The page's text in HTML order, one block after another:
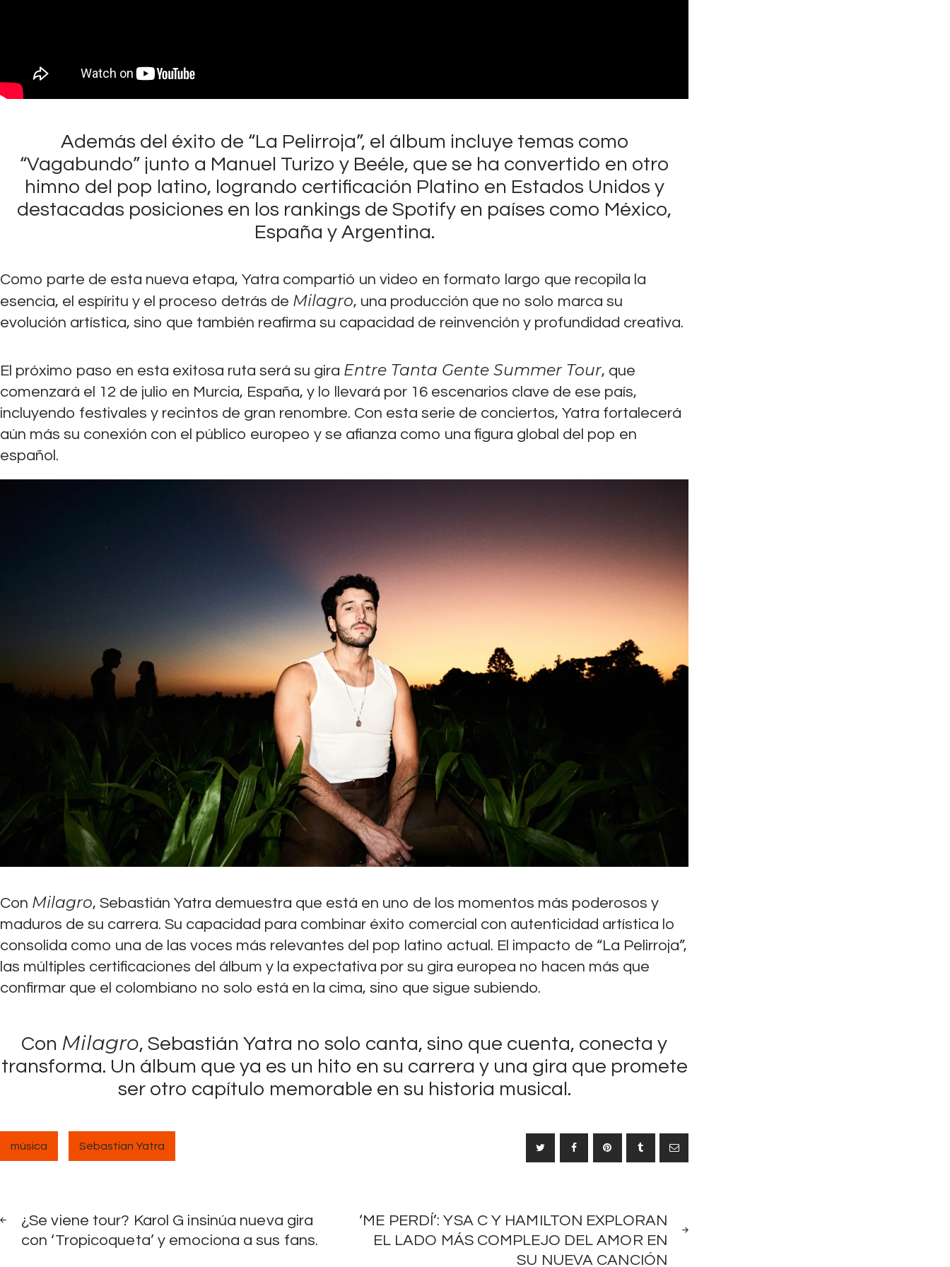
Además del éxito de “La Pelirroja”, el álbum incluye temas como
“Vagabundo” junto a Manuel Turizo y Beéle, que se ha convertido en otro
himno del pop latino, logrando certificación Platino en Estados Unidos y
destacadas posiciones en los rankings de Spotify en países como México,
España y Argentina.
Como parte de esta nueva etapa, Yatra compartió un video en formato largo que recopila la
esencia, el espíritu y el proceso detrás de Milagro, una producción que no solo marca su
evolución artística, sino que también reafirma su capacidad de reinvención y profundidad creativa.
El próximo paso en esta exitosa ruta será su gira Entre Tanta Gente Summer Tour, que
comenzará el 12 de julio en Murcia, España, y lo llevará por 16 escenarios clave de ese país,
incluyendo festivales y recintos de gran renombre. Con esta serie de conciertos, Yatra fortalecerá
aún más su conexión con el público europeo y se afianza como una figura global del pop en
español.
Con Milagro, Sebastián Yatra demuestra que está en uno de los momentos más poderosos y
maduros de su carrera. Su capacidad para combinar éxito comercial con autenticidad artística lo
consolida como una de las voces más relevantes del pop latino actual. El impacto de “La Pelirroja”,
las múltiples certificaciones del álbum y la expectativa por su gira europea no hacen más que
confirmar que el colombiano no solo está en la cima, sino que sigue subiendo.
Con Milagro, Sebastián Yatra no solo canta, sino que cuenta, conecta y
transforma. Un álbum que ya es un hito en su carrera y una gira que promete
ser otro capítulo memorable en su historia musical.
música Sebastian Yatra
Navegación
de
POST
¿Se viene tour? Karol G insinúa nueva gira
con ‘Tropicoqueta’ y emociona a sus fans.
‘ME PERDÍ’: YSA C Y HAMILTON EXPLORAN
EL LADO MÁS COMPLEJO DEL AMOR EN
SU NUEVA CANCIÓN